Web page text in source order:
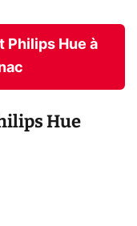
Philips Hue à
Hue